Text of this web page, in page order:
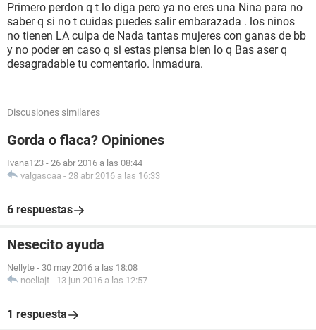
Primero perdon q t lo diga pero ya no eres una Nina para no
saber q si no t cuidas puedes salir embarazada . los ninos
no tienen LA culpa de Nada tantas mujeres con ganas de bb
y no poder en caso q si estas piensa bien lo q Bas aser q
desagradable tu comentario. Inmadura.
Discusiones similares
Gorda o flaca? Opiniones
Ivana123 - 26 abr 2016 a las 08:44
valgascaa - 28 abr 2016 a las 16:33
6 respuestas
Nesecito ayuda
Nellyte - 30 may 2016 a las 18:08
noeliajt - 13 jun 2016 a las 12:57
1 respuesta